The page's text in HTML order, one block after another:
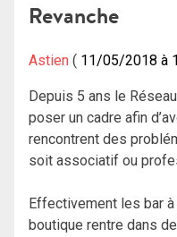
Revanche
Astien 11/05/2018 à
Depuis 5 ans le
poser un cadre afin
rencontrent des
soit associatif ou
Effectivement les bar
boutique rentre dans